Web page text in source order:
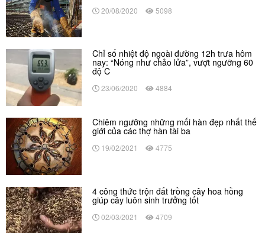
20/08/2020 5098
Chỉ số nhiệt độ ngoài đường 12h trưa hôm
nay: “Nóng như chảo lửa”, vượt ngưỡng 60
độ C
23/06/2020 4884
Chiêm ngưỡng những mối hàn đẹp nhất thế
giới của các thợ hàn tài ba
19/02/2021 4775
4 công thức trộn đất trồng cây hoa hồng
giúp cây luôn sinh trưởng tốt
02/03/2021 4709